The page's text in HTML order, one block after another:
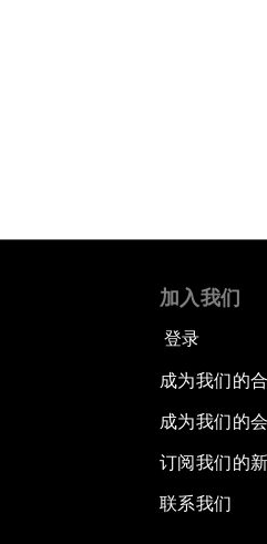
加入我们
登录
成为我们的
成为我们的
订阅我们的
联系我们